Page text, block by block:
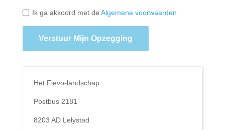
Ik ga akkoord met de Algemene voorwaarden
Verstuur Mijn Opzegging
Het Flevo-landschap
Postbus 2181
8203 AD Lelystad